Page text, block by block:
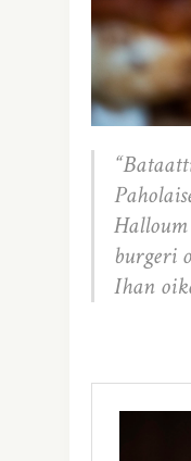
burgeri
Ihan